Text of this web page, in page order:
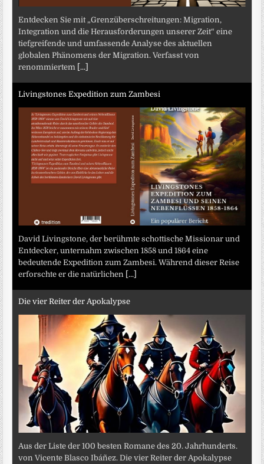
Entdecken Sie mit „Grenzüberschreitungen: Migration,
Integration und die Herausforderungen unserer Zeit“ eine
tiefgreifende und umfassende Analyse des aktuellen
globalen Phänomens der Migration. Verfasst von
renommiertem [...]
Livingstones Expedition zum Zambesi
David Livingstone, der berühmte schottische Missionar und
Entdecker, unternahm zwischen 1858 und 1864 eine
bedeutende Expedition zum Zambesi. Während dieser Reise
erforschte er die natürlichen [...]
Die vier Reiter der Apokalypse
Aus der Liste der 100 besten Romane des 20. Jahrhunderts.
von Vicente Blasco Ibáñez. Die vier Reiter der Apokalypse